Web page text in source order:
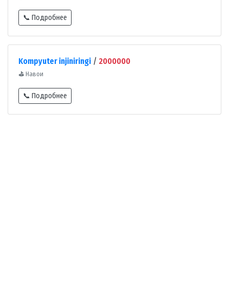
📞 Подробнее
Kompyuter injiniringi / 2000000
⛳ Навои
📞 Подробнее